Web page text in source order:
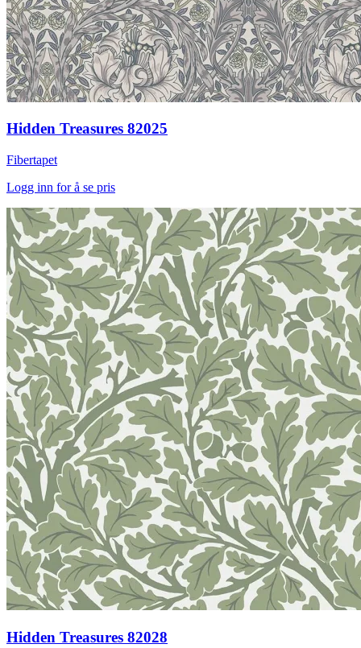
Hidden Treasures 82025
Fibertapet
Logg inn for å se pris
Hidden Treasures 82028